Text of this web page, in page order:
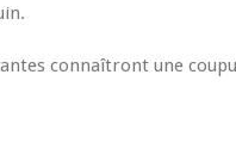
connaîtront une